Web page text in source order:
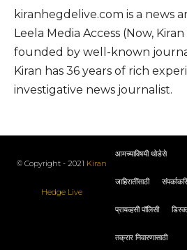
kiranhegdelive.com is a news
Leela Media Access (Now,
founded by well-known
Kiran has 36 years of rich
investigative news journalist.
© Copyright - 2021 Kiran
Hedge Live
आमच्याविषयी थोडेसे
जाहिरातींसाठी
प्रायव्हसी पॉलिसी
तक्रार निवारणासाठी